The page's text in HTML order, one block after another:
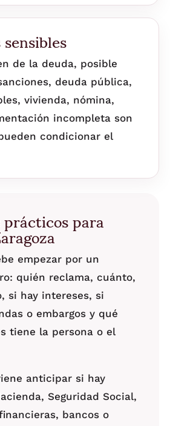
de la deuda, posible
deuda pública,
vivienda, nómina,
incompleta son
condicionar el
para
empezar por un
quién reclama, cuánto,
si hay intereses, si
o embargos y qué
tiene la persona o el
anticipar si hay
Seguridad Social,
bancos o